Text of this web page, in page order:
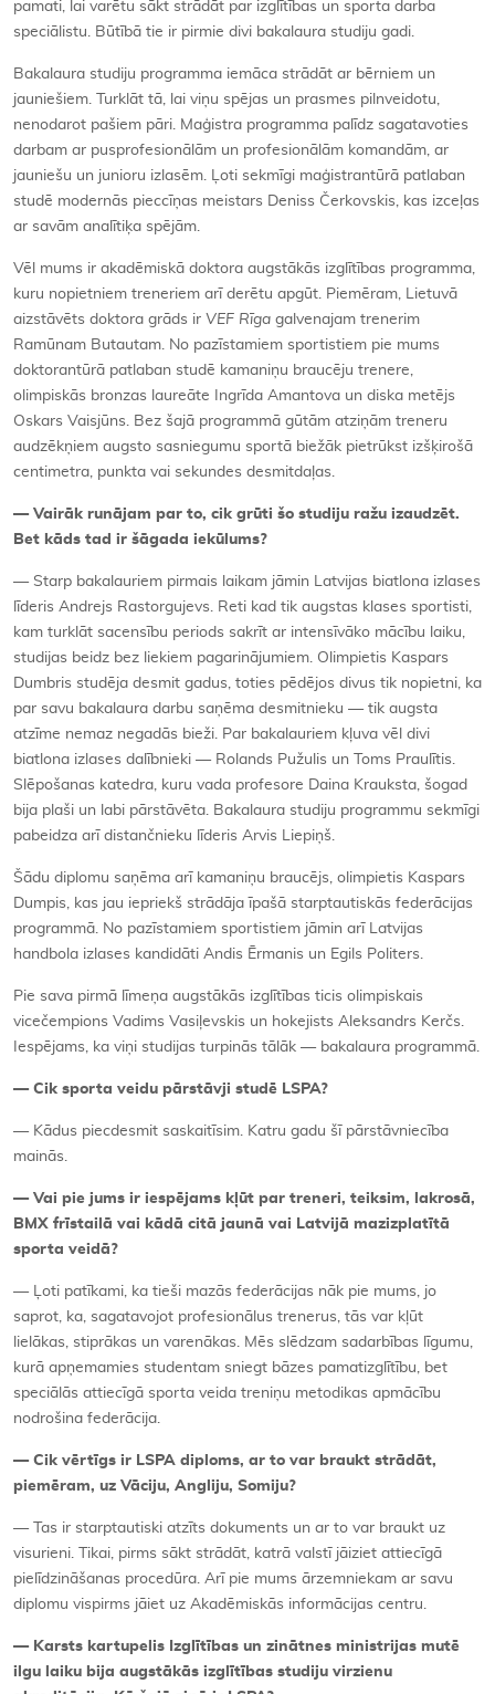
pamati, lai varētu sākt strādāt par izglītības un sporta darba
speciālistu. Būtībā tie ir pirmie divi bakalaura studiju gadi.
Bakalaura studiju programma iemāca strādāt ar bērniem un
jauniešiem. Turklāt tā, lai viņu spējas un prasmes pilnveidotu,
nenodarot pašiem pāri. Maģistra programma palīdz sagatavoties
darbam ar pusprofesionālām un profesionālām komandām, ar
jauniešu un junioru izlasēm. Ļoti sekmīgi maģistrantūrā patlaban
studē modernās pieccīņas meistars Deniss Čerkovskis, kas izceļas
ar savām analītiķa spējām.
Vēl mums ir akadēmiskā doktora augstākās izglītības programma,
kuru nopietniem treneriem arī derētu apgūt. Piemēram, Lietuvā
aizstāvēts doktora grāds ir VEF Rīga galvenajam trenerim
Ramūnam Butautam. No pazīstamiem sportistiem pie mums
doktorantūrā patlaban studē kamaniņu braucēju trenere,
olimpiskās bronzas laureāte Ingrīda Amantova un diska metējs
Oskars Vaisjūns. Bez šajā programmā gūtām atziņām treneru
audzēkņiem augsto sasniegumu sportā biežāk pietrūkst izšķirošā
centimetra, punkta vai sekundes desmitdaļas.
— Vairāk runājam par to, cik grūti šo studiju ražu izaudzēt.
Bet kāds tad ir šāgada iekūlums?
— Starp bakalauriem pirmais laikam jāmin Latvijas biatlona izlases
līderis Andrejs Rastorgujevs. Reti kad tik augstas klases sportisti,
kam turklāt sacensību periods sakrīt ar intensīvāko mācību laiku,
studijas beidz bez liekiem pagarinājumiem. Olimpietis Kaspars
Dumbris studēja desmit gadus, toties pēdējos divus tik nopietni, ka
par savu bakalaura darbu saņēma desmitnieku — tik augsta
atzīme nemaz negadās bieži. Par bakalauriem kļuva vēl divi
biatlona izlases dalībnieki — Rolands Pužulis un Toms Praulītis.
Slēpošanas katedra, kuru vada profesore Daina Krauksta, šogad
bija plaši un labi pārstāvēta. Bakalaura studiju programmu sekmīgi
pabeidza arī distančnieku līderis Arvis Liepiņš.
Šādu diplomu saņēma arī kamaniņu braucējs, olimpietis Kaspars
Dumpis, kas jau iepriekš strādāja īpašā starptautiskās federācijas
programmā. No pazīstamiem sportistiem jāmin arī Latvijas
handbola izlases kandidāti Andis Ērmanis un Egils Politers.
Pie sava pirmā līmeņa augstākās izglītības ticis olimpiskais
vicečempions Vadims Vasiļevskis un hokejists Aleksandrs Kerčs.
Iespējams, ka viņi studijas turpinās tālāk — bakalaura programmā.
— Cik sporta veidu pārstāvji studē LSPA?
— Kādus piecdesmit saskaitīsim. Katru gadu šī pārstāvniecība
mainās.
— Vai pie jums ir iespējams kļūt par treneri, teiksim, lakrosā,
BMX frīstailā vai kādā citā jaunā vai Latvijā mazizplatītā
sporta veidā?
— Ļoti patīkami, ka tieši mazās federācijas nāk pie mums, jo
saprot, ka, sagatavojot profesionālus trenerus, tās var kļūt
lielākas, stiprākas un varenākas. Mēs slēdzam sadarbības līgumu,
kurā apņemamies studentam sniegt bāzes pamatizglītību, bet
speciālās attiecīgā sporta veida treniņu metodikas apmācību
nodrošina federācija.
— Cik vērtīgs ir LSPA diploms, ar to var braukt strādāt,
piemēram, uz Vāciju, Angliju, Somiju?
— Tas ir starptautiski atzīts dokuments un ar to var braukt uz
visurieni. Tikai, pirms sākt strādāt, katrā valstī jāiziet attiecīgā
pielīdzināšanas procedūra. Arī pie mums ārzemniekam ar savu
diplomu vispirms jāiet uz Akadēmiskās informācijas centru.
— Karsts kartupelis Izglītības un zinātnes ministrijas mutē
ilgu laiku bija augstākās izglītības studiju virzienu